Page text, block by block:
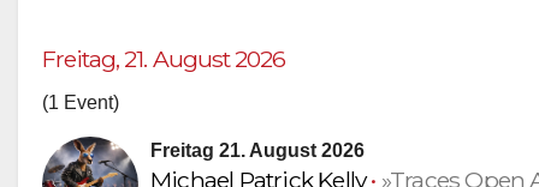
Freitag, 21. August 2026
(1 Event)
Freitag 21. August 2026
Michael Patrick Kelly• »Traces Open